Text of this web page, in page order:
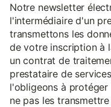
Notre newsletter
l'intermédiaire d'un
transmettons les
de votre inscription à
un contrat de
prestataire de
l'obligeons à protéger
ne pas les